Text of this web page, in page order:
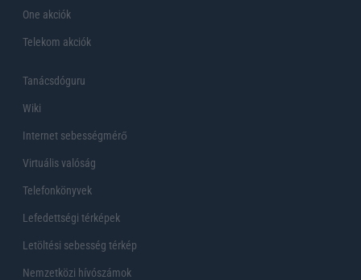
One akciók
Telekom akciók
Tanácsdóguru
Wiki
Internet sebességmérő
Virtuális valóság
Telefonkönyvek
Lefedettségi térképek
Letöltési sebesség térkép
Nemzetközi hívószámok